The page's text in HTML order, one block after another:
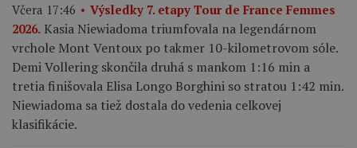
Včera 17:46
Výsledky 7. etapy Tour de France Femmes
2026. Kasia Niewiadoma triumfovala na legendárnom
vrchole Mont Ventoux po takmer 10-kilometrovom sóle.
Demi Vollering skončila druhá s mankom 1:16 min a
tretia finišovala Elisa Longo Borghini so stratou 1:42 min.
Niewiadoma sa tiež dostala do vedenia celkovej
klasifikácie.